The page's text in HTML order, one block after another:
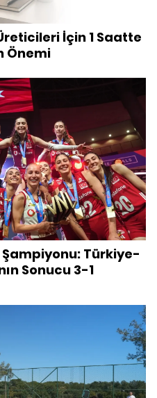
İçin 1 Saatte
Önemi
Şampiyonu: Türkiye-
Sonucu 3-1